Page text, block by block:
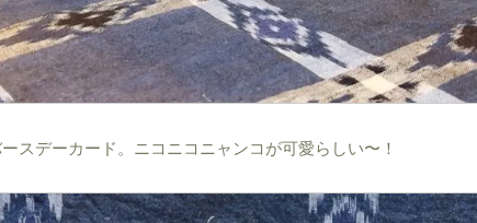
スデーカード。ニコニコニャンコが可愛らしい〜！